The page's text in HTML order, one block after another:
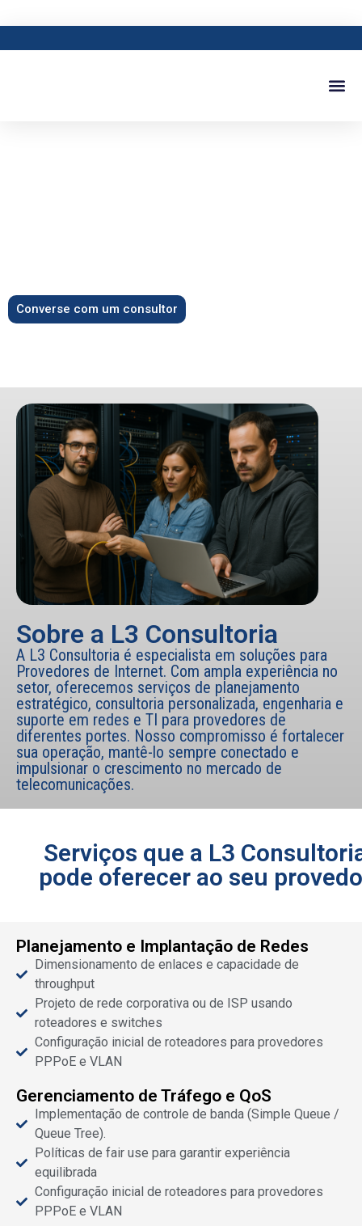
Converse com um consultor
Sobre a L3 Consultoria
A L3 Consultoria é especialista em soluções para
Provedores de Internet. Com ampla experiência no
setor, oferecemos serviços de planejamento
estratégico, consultoria personalizada, engenharia e
suporte em redes e TI para provedores de
diferentes portes. Nosso compromisso é fortalecer
sua operação, mantê-lo sempre conectado e
impulsionar o crescimento no mercado de
telecomunicações.
Serviços que a L3
pode oferecer ao seu
Planejamento e Implantação de Redes
Dimensionamento de enlaces e capacidade de
throughput
Projeto de rede corporativa ou de ISP usando
roteadores e switches
Configuração inicial de roteadores para provedores
PPPoE e VLAN
Gerenciamento de Tráfego e QoS
Implementação de controle de banda (Simple Queue /
Queue Tree).
Políticas de fair use para garantir experiência
equilibrada
Configuração inicial de roteadores para provedores
PPPoE e VLAN